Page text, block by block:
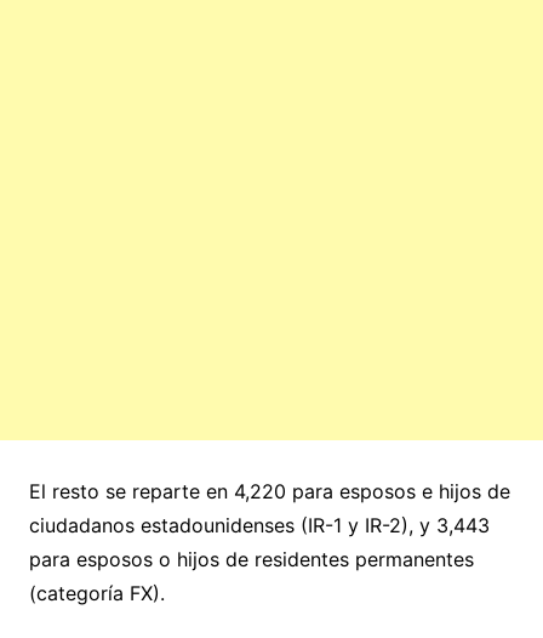
El resto se reparte en 4,220 para esposos e hijos de
ciudadanos estadounidenses (IR-1 y IR-2), y 3,443
para esposos o hijos de residentes permanentes
(categoría FX).